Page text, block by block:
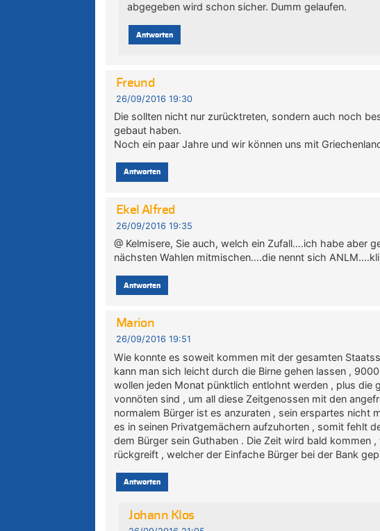
abgegeben wird schon sicher. Dumm gelaufen.
Antworten
Freund
26/09/2016 19:30
Die sollten nicht nur zurücktreten, sondern auch noch
gebaut haben.
Noch ein paar Jahre und wir können uns mit
Antworten
Ekel Alfred
26/09/2016 19:35
@ Kelmisere, Sie auch, welch ein Zufall….ich habe aber
nächsten Wahlen mitmischen….die nennt sich
Antworten
Marion
26/09/2016 19:51
Wie konnte es soweit kommen mit der gesamten
kann man sich leicht durch die Birne gehen lassen ,
wollen jeden Monat pünktlich entlohnt werden , plus die
vonnöten sind , um all diese Zeitgenossen mit den
normalem Bürger ist es anzuraten , sein erspartes nicht
es in seinen Privatgemächern aufzuhorten , somit fehlt
dem Bürger sein Guthaben . Die Zeit wird bald kommen
rückgreift , welcher der Einfache Bürger bei der Bank
Antworten
Johann Klos